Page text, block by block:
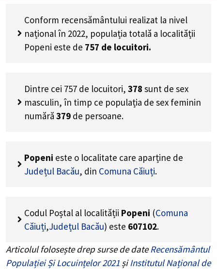
Conform recensământului realizat la nivel
național în 2022, populația totală a localității
Popeni este de 757 de locuitori.
Dintre cei 757 de locuitori, 378 sunt de sex
masculin, în timp ce populația de sex feminin
numără 379 de persoane.
Popeni este o localitate care aparține de
Județul Bacău, din Comuna Căiuți.
Codul Poștal al localității Popeni (Comuna
Căiuți,Județul Bacău) este 607102.
Articolul folosește drep surse de dateRecensământul
Populației Și Locuințelor 2021 șiInstitutul Național de